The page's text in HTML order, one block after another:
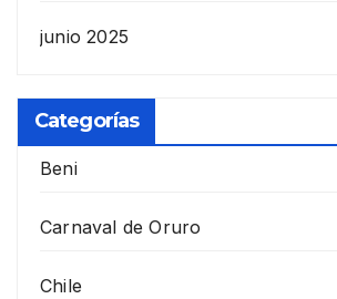
junio 2025
Categorías
Beni
Carnaval de Oruro
Chile